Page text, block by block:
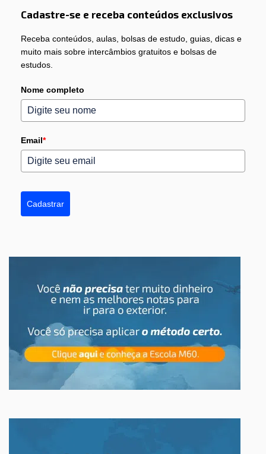
Cadastre-se e receba conteúdos exclusivos
Receba conteúdos, aulas, bolsas de estudo, guias, dicas e
muito mais sobre intercâmbios gratuitos e bolsas de
estudos.
Nome completo
Email*
Cadastrar